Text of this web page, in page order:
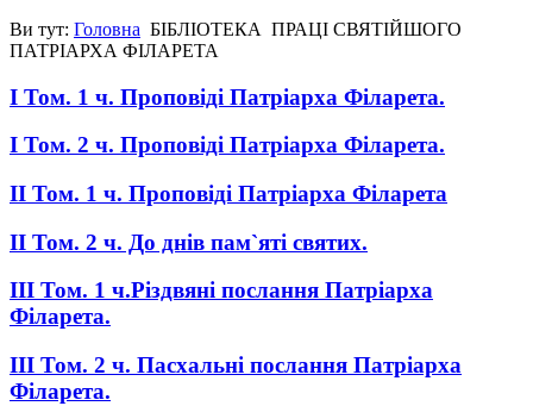
Ви тут: Головна БІБЛІОТЕКА ПРАЦІ СВЯТІЙШОГО
ПАТРІАРХА ФІЛАРЕТА
I Том. 1 ч. Проповіді Патріарха Філарета.
I Том. 2 ч. Проповіді Патріарха Філарета.
II Том. 1 ч. Проповіді Патріарха Філарета
II Том. 2 ч. До днів пам`яті святих.
III Том. 1 ч.Різдвяні послання Патріарха
Філарета.
III Том. 2 ч. Пасхальні послання Патріарха
Філарета.